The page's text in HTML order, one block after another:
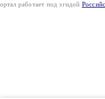
работает под эгидой